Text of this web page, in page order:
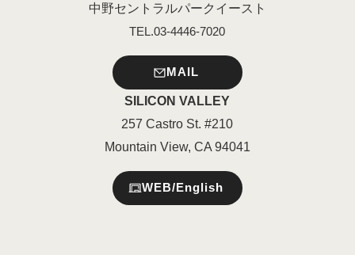
中野セントラルパークイースト
TEL.03-4446-7020
MAIL
SILICON VALLEY
257 Castro St. #210
Mountain View, CA 94041
WEB/English